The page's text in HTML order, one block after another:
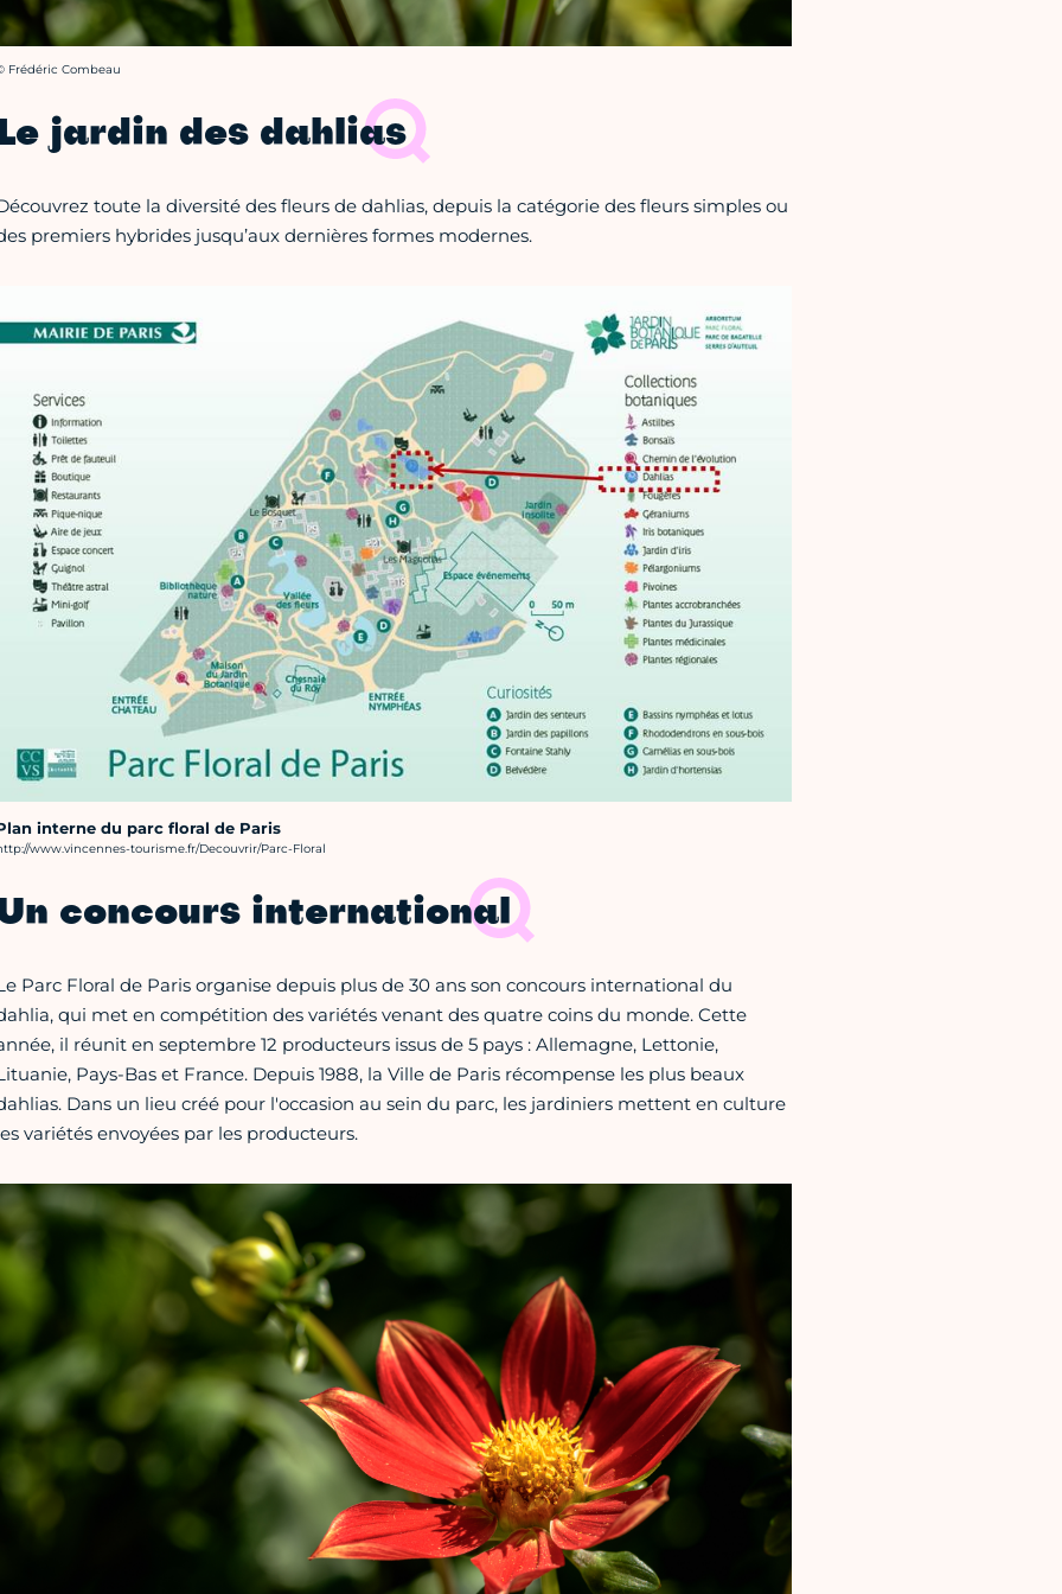
photo :
Frédéric Combeau
jardin des dahlias
toute la diversité des fleurs de dahlias, depuis la catégorie des fleurs simples ou
premiers hybrides jusqu’aux dernières formes modernes.
interne du parc floral de Paris
photo :
www.vincennes-tourisme.fr/Decouvrir/Parc-Floral
concours international
Parc Floral de Paris organise depuis plus de 30 ans son concours international du
qui met en compétition des variétés venant des quatre coins du monde. Cette
il réunit en septembre 12 producteurs issus de 5 pays : Allemagne, Lettonie,
Pays-Bas et France. Depuis 1988, la Ville de Paris récompense les plus beaux
Dans un lieu créé pour l'occasion au sein du parc, les jardiniers mettent en culture
variétés envoyées par les producteurs.